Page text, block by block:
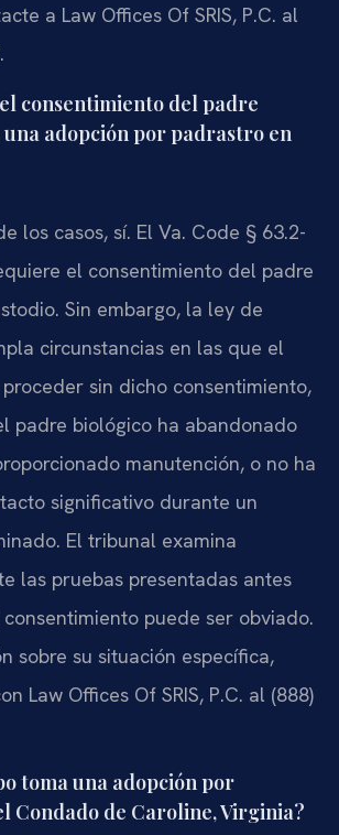
a Law Offices Of SRIS, P.C. al
consentimiento del padre
adopción por padrastro en
los casos, sí. El Va. Code § 63.2-
el consentimiento del padre
Sin embargo, la ley de
circunstancias en las que el
sin dicho consentimiento,
padre biológico ha abandonado
manutención, o no ha
significativo durante un
El tribunal examina
las pruebas presentadas antes
puede ser obviado.
sobre su situación específica,
Law Offices Of SRIS, P.C. al (888)
toma una adopción por
Condado de Caroline, Virginia?